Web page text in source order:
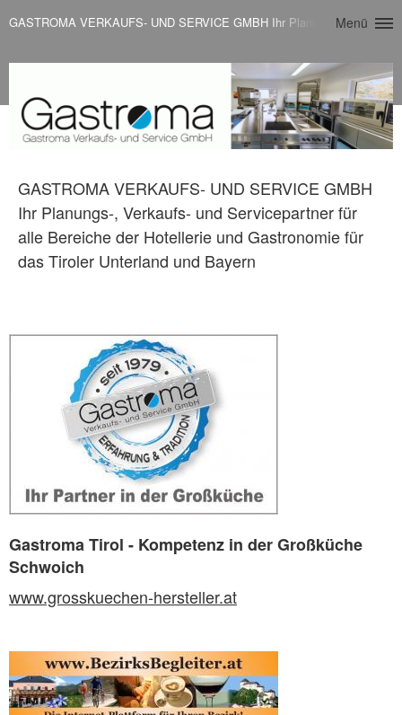
GASTROMA VERKAUFS- UND SERVICE GMBH Ihr Planungs-,Menü
GASTROMA VERKAUFS- UND SERVICE GMBH
Ihr Planungs-, Verkaufs- und Servicepartner für
alle Bereiche der Hotellerie und Gastronomie für
das Tiroler Unterland und Bayern
Gastroma Tirol - Kompetenz in der Großküche
Schwoich
www.grosskuechen-hersteller.at